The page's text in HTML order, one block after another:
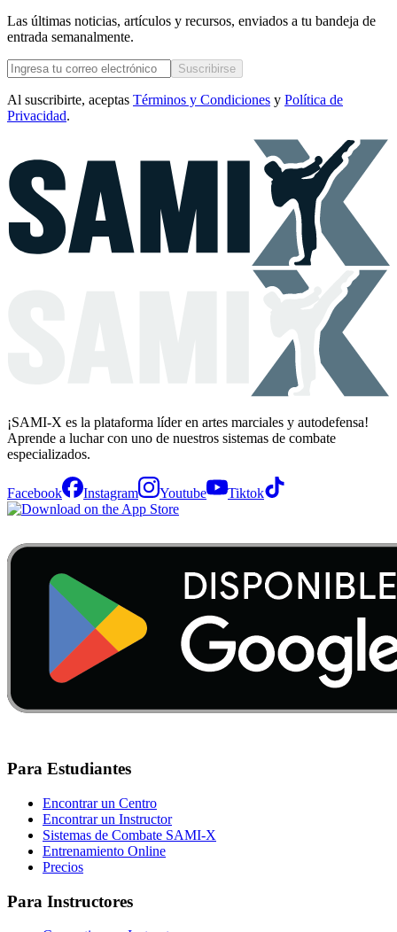
Las últimas noticias, artículos y recursos, enviados a tu bandeja de
entrada semanalmente.
Suscribirse
Al suscribirte, aceptas Términos y Condiciones y Política de
Privacidad.
¡SAMI-X es la plataforma líder en artes marciales y autodefensa!
Aprende a luchar con uno de nuestros sistemas de combate
especializados.
Facebook Instagram Youtube Tiktok
Para Estudiantes
Encontrar un Centro
Encontrar un Instructor
Sistemas de Combate SAMI-X
Entrenamiento Online
Precios
Para Instructores